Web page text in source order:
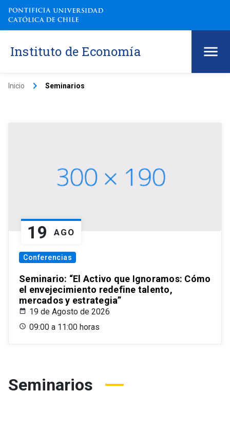
Instituto de Economía
Inicio keyboard_arrow_right Seminarios
19 AGO
Conferencias
Seminario: “El Activo que Ignoramos: Cómo
el envejecimiento redefine talento,
mercados y estrategia”
19 de Agosto de 2026
09:00 a 11:00 horas
Seminarios